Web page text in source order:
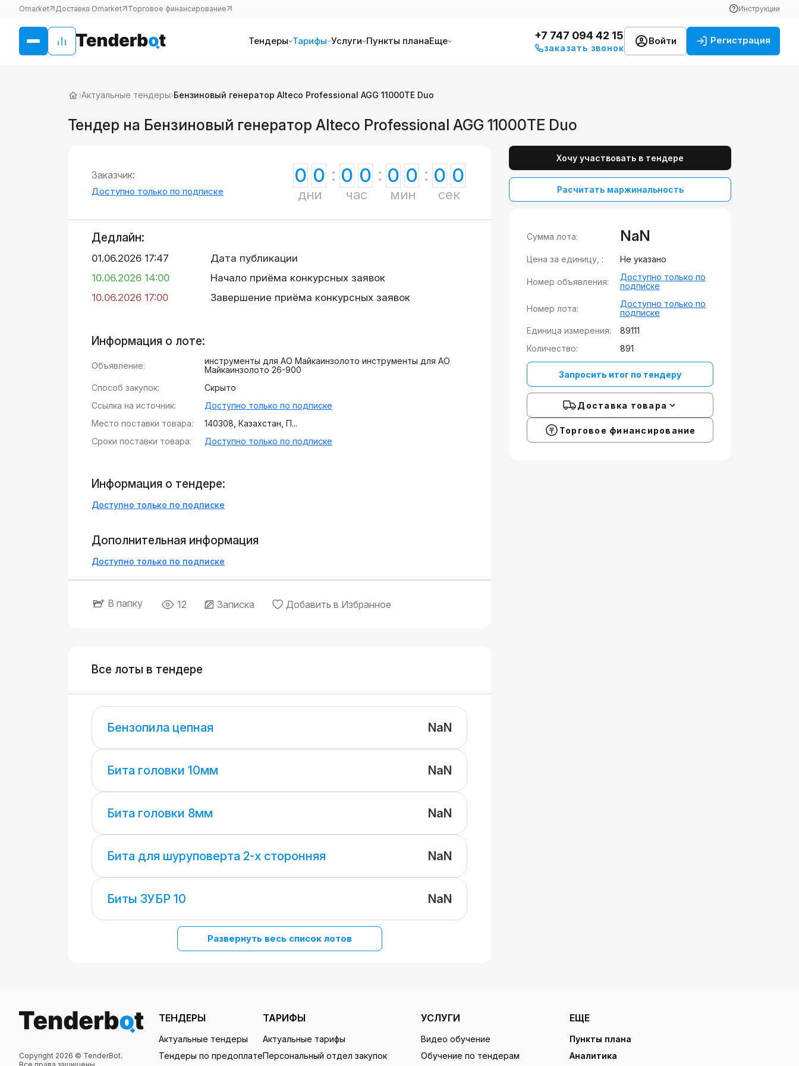
Omarket Доставка Omarket Торговое финансирование Инструкции
Тендеры Тарифы Услуги Пункты планаЕще +7 747 094 42 15
заказать звонок
Войти Регистрация
›Актуальные тендеры›Бензиновый генератор Alteco Professional AGG 11000TE Duo
Тендер на Бензиновый генератор Alteco Professional AGG 11000TE Duo
Заказчик:
Доступно только по подписке
0 0
дни
0 0
час
0 0
мин
0 0
сек
Дедлайн:
01.06.2026 17:47
Дата публикации
10.06.2026 14:00
Начало приёма конкурсных заявок
10.06.2026 17:00
Завершение приёма конкурсных заявок
Информация о лоте:
Объявление:
инструменты для АО Майкаинзолото инструменты для АО
Майкаинзолото 26-900
Способ закупок:
Скрыто
Ссылка на источник:
Доступно только по подписке
Место поставки товара:
140308, Казахстан, П...
Сроки поставки товара:
Доступно только по подписке
Информация о тендере:
Доступно только по подписке
Дополнительная информация
Доступно только по подписке
В папку 12 Записка Добавить в Избранное
Все лоты в тендере
Бензопила цепная NaN
Бита головки 10мм NaN
Бита головки 8мм NaN
Бита для шуруповерта 2-х сторонняя NaN
Биты ЗУБР 10 NaN
Развернуть весь список лотов
Хочу участвовать в тендере
Расчитать маржинальность
Сумма лота: NaN
Цена за единицу, : Не указано
Номер объявления:
Доступно только по
подписке
Номер лота:
Доступно только по
подписке
Единица измерения:
89111
Количество:
891
Запросить итог по тендеру
Доставка товара
Торговое финансирование
Copyright 2026 © TenderBot.
ТЕНДЕРЫ
Актуальные тендеры
Тендеры по предоплате
ТАРИФЫ
Актуальные тарифы
Персональный отдел закупок
УСЛУГИ
Видео обучение
Обучение по тендерам
ЕЩЕ
Пункты плана
Аналитика